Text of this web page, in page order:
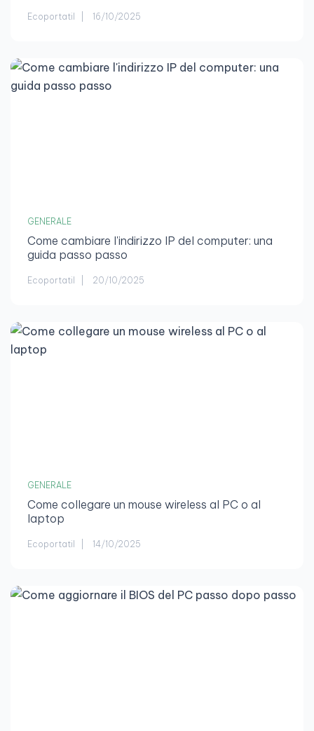
Ecoportatil 16/10/2025
GENERALE
Come cambiare l'indirizzo IP del computer: una
guida passo passo
Ecoportatil 20/10/2025
GENERALE
Come collegare un mouse wireless al PC o al
laptop
Ecoportatil 14/10/2025